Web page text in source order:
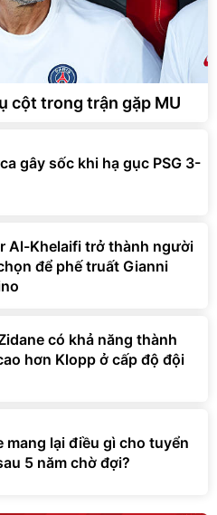
cột trong trận gặp MU
gây sốc khi hạ gục PSG 3-
Al-Khelaifi trở thành người
để phế truất Gianni
có khả năng thành
hơn Klopp ở cấp độ đội
mang lại điều gì cho tuyển
5 năm chờ đợi?